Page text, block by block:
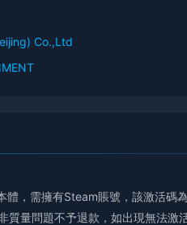
Co.,Ltd
體，需擁有Steam賬號，該激活碼
質量問題不予退款，如出現無法